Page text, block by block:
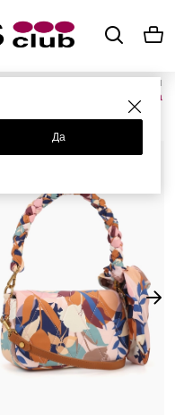
Да
Женские сумки и
Сумка